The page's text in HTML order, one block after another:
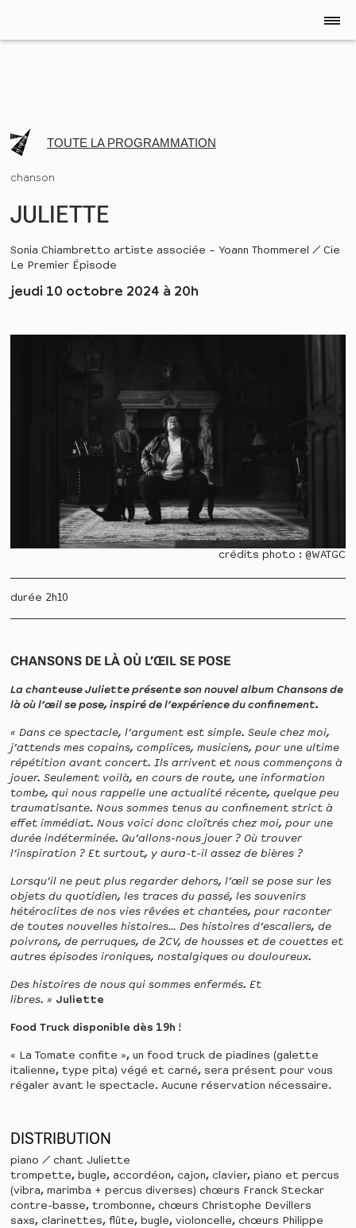
TOUTE LA PROGRAMMATION
chanson
JULIETTE
Sonia Chiambretto artiste associée – Yoann Thommerel / Cie
Le Premier Épisode
jeudi 10 octobre 2024 à 20h
crédits photo : @WATGC
DISTRIBUTION
piano / chant Juliette
trompette, bugle, accordéon, cajon, clavier, piano et percus
(vibra, marimba + percus diverses) chœurs Franck Steckar
contre-basse, trombonne, chœurs Christophe Devillers
saxs, clarinettes, flûte, bugle, violoncelle, chœurs Philippe
durée 2h10
CHANSONS DE LÀ OÙ L’ŒIL SE POSE
La chanteuse Juliette présente son nouvel album Chansons de
là où l’œil se pose, inspiré de l’expérience du confinement.
« Dans ce spectacle, l’argument est simple. Seule chez moi,
j’attends mes copains, complices, musiciens, pour une ultime
répétition avant concert. Ils arrivent et nous commençons à
jouer. Seulement voilà, en cours de route, une information
tombe, qui nous rappelle une actualité récente, quelque peu
traumatisante. Nous sommes tenus au confinement strict à
effet immédiat. Nous voici donc cloîtrés chez moi, pour une
durée indéterminée. Qu’allons-nous jouer ? Où trouver
l’inspiration ? Et surtout, y aura-t-il assez de bières ?
Lorsqu’il ne peut plus regarder dehors, l’œil se pose sur les
objets du quotidien, les traces du passé, les souvenirs
hétéroclites de nos vies rêvées et chantées, pour raconter
de toutes nouvelles histoires… Des histoires d’escaliers, de
poivrons, de perruques, de 2CV, de housses et de couettes et
autres épisodes ironiques, nostalgiques ou douloureux.
Des histoires de nous qui sommes enfermés. Et
libres. » Juliette
Food Truck disponible dès 19h !
« La Tomate confite », un food truck de piadines (galette
italienne, type pita) végé et carné, sera présent pour vous
régaler avant le spectacle. Aucune réservation nécessaire.